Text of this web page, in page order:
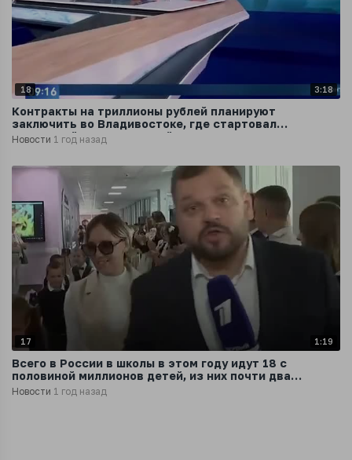
18 3:18
Контракты на триллионы рублей планируют
заключить во Владивостоке, где стартовал
Восточный экономический форум
Новости 1 год назад
17 1:19
Всего в России в школы в этом году идут 18 с
половиной миллионов детей, из них почти два
миллиона - первоклашки.
Новости 1 год назад